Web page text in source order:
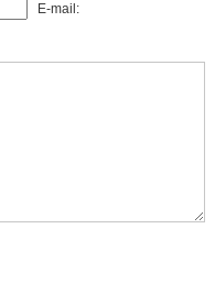
E-mail: